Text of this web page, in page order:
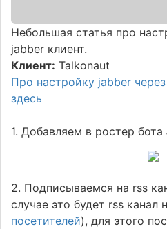
Небольшая статья про
jabber клиент.
Клиент: Talkonaut
Про настройку jabber
здесь
1. Добавляем в ростер бота
2. Подписываемся на rss
случае это будет rss канал
посетителей), для этого